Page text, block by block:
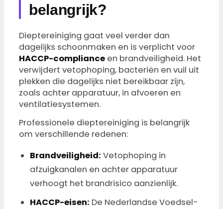
belangrijk?
Dieptereiniging gaat veel verder dan
dagelijks schoonmaken en is verplicht voor
HACCP-compliance en brandveiligheid. Het
verwijdert vetophoping, bacteriën en vuil uit
plekken die dagelijks niet bereikbaar zijn,
zoals achter apparatuur, in afvoeren en
ventilatiesystemen.
Professionele dieptereiniging is belangrijk
om verschillende redenen:
Brandveiligheid: Vetophoping in
afzuigkanalen en achter apparatuur
verhoogt het brandrisico aanzienlijk.
HACCP-eisen: De Nederlandse Voedsel-